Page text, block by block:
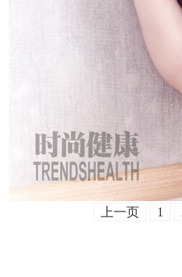
上一页 1